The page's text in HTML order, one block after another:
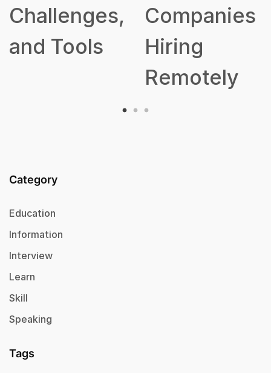
Companies
Hiring
Category
Education
Information
Interview
Learn
Skill
Speaking
Tags